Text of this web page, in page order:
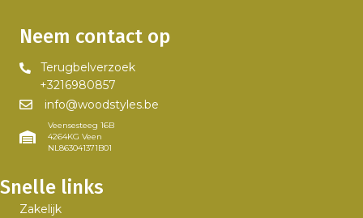
Neem contact op
Terugbelverzoek
+3216980857
info@woodstyles.be
Veensesteeg 16B
4264KG Veen
NL863041371B01
Snelle links
Zakelijk